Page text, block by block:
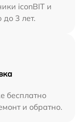
iconBIT и
до 3 лет.
бесплатно
и обратно.